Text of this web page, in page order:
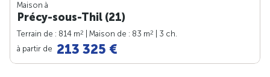
Maison à
Précy-sous-Thil (21)
Terrain de : 814 m2 | Maison de : 83 m2
| 3 ch.
à partir de 213 325 €